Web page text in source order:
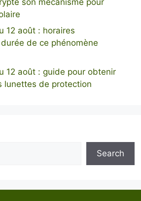
12 août : horaires
de ce phénomène
12 août : guide pour obtenir
lunettes de protection
Search